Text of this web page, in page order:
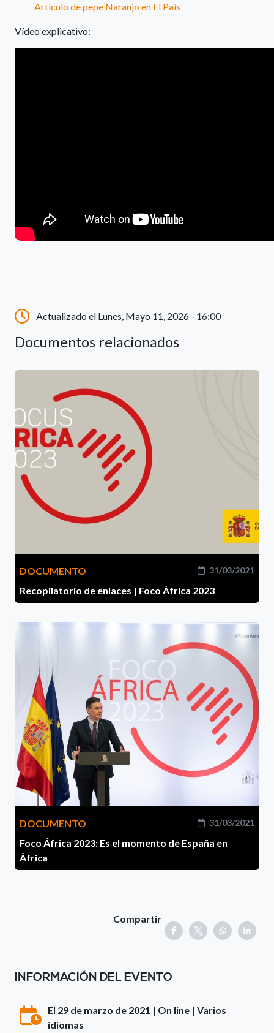
Artículo de pepe Naranjo en El País
Vídeo explicativo:
Actualizado el Lunes, Mayo 11, 2026 - 16:00
Documentos relacionados
DOCUMENTO 31/03/2021
Recopilatorio de enlaces | Foco África 2023
DOCUMENTO 31/03/2021
Foco África 2023: Es el momento de España en
África
Compartir
INFORMACIÓN DEL EVENTO
El 29 de marzo de 2021 | On line | Varios
idiomas